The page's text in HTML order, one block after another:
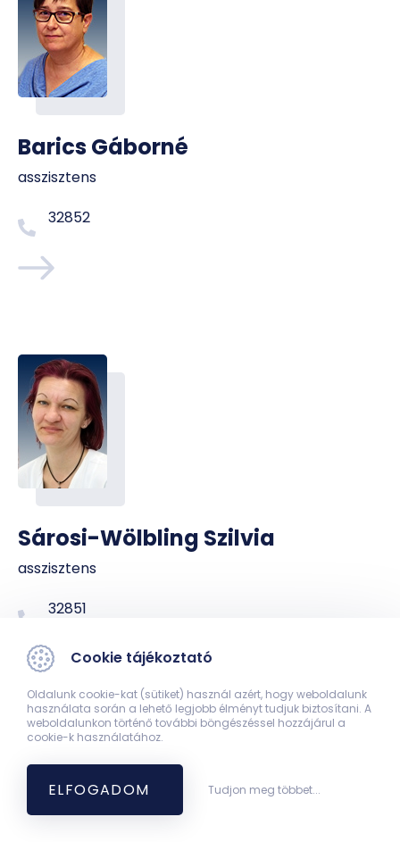
Barics Gáborné
asszisztens
32852
Sárosi-Wölbling Szilvia
asszisztens
32851
Kemoterápiás részleg
Cookie tájékoztató
Oldalunk cookie-kat (sütiket) használ azért, hogy weboldalunk
használata során a lehető legjobb élményt tudjuk biztosítani. A
weboldalunkon történő további böngészéssel hozzájárul a
cookie-k használatához.
ELFOGADOM Tudjon meg többet...